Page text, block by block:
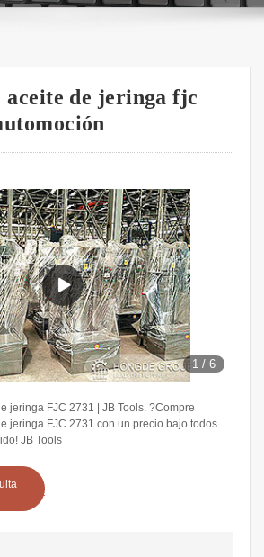
aceite de jeringa fjc
1 /6
jeringa FJC 2731 | JB Tools. ?Compre
jeringa FJC 2731 con un precio bajo todos
JB Tools